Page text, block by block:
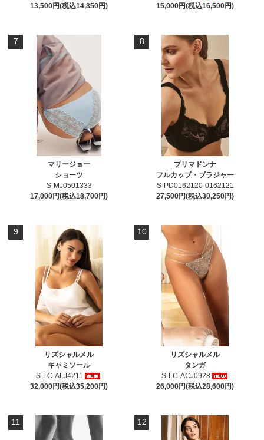
13,500円(税込14,850円)
15,000円(税込16,500円)
7
マリージョー
ショーツ
S-MJ0501333
17,000円(税込18,700円)
8
プリマドンナ
フルカップ・ブラジャー
S-PD0162120-0162121
27,500円(税込30,250円)
9
リズシャルメル
キャミソール
S-LC-ALJ4211
32,000円(税込35,200円)
10
リズシャルメル
タンガ
S-LC-ACJ0928
26,000円(税込28,600円)
11 12